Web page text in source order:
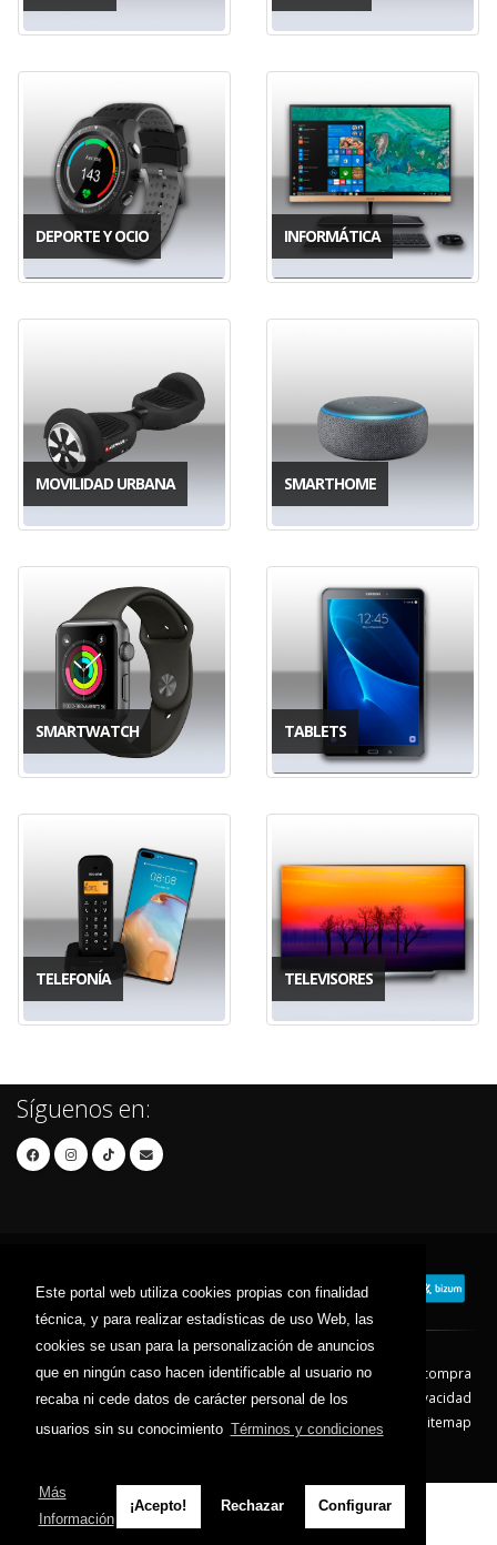
Este portal web utiliza cookies propias con finalidad
técnica, y para realizar estadísticas de uso Web, las
cookies se usan para la personalización de anuncios
que en ningún caso hacen identificable al usuario no
recaba ni cede datos de carácter personal de los
usuarios sin su conocimiento Términos y condiciones
Más
Información
¡Acepto! Rechazar Configurar
DEPORTE Y OCIO INFORMÁTICA
MOVILIDAD URBANA SMARTHOME
SMARTWATCH TABLETS
TELEFONÍA TELEVISORES
Síguenos en:
Contacto Aviso Legal
Condiciones de compra
Política de envíos
Política de devolución
Política de Privacidad
Política de Cookies
Sitemap